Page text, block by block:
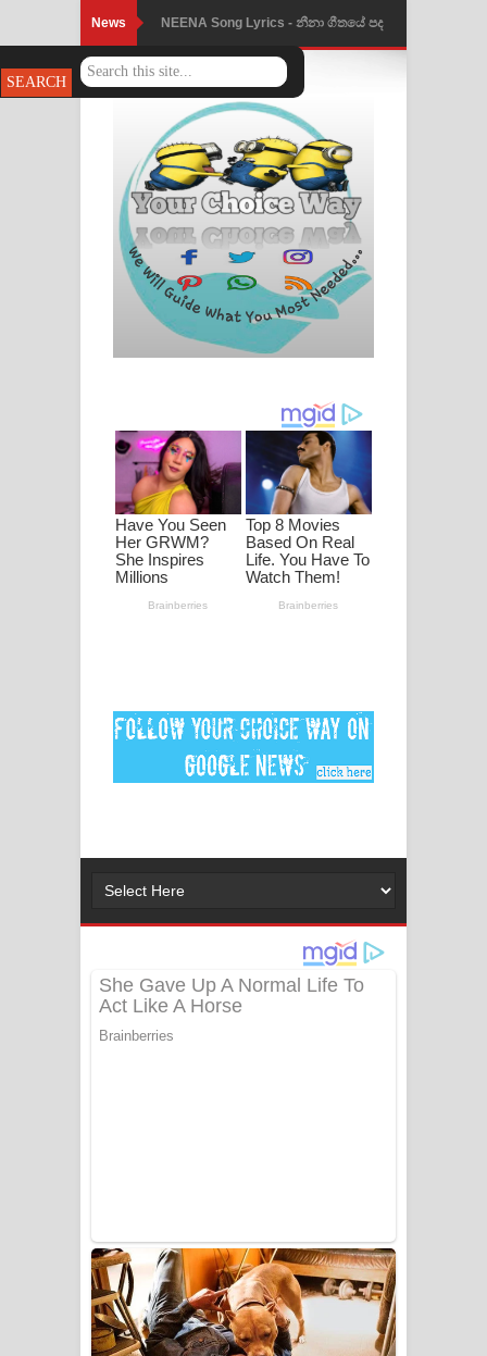
News Ahimi Wimai Himi Song Lyrics - අහිමි
විමයි හිමි ගීතයේ පද පෙළ
Mathaka Parana Song Lyrics - මතක
පාරනා ගීතයේ පද පෙළ
Nimnadhen Song Lyrics - නිම්නාදෙන්
ගීතයේ පද පෙළ
Obamai Mage Adare Song Lyrics -
ඔබමයි මගේ ආදරේ ගීතයේ පද පෙළ
ගීතයේ පද පෙළ
Ankeliya Song Lyrics - අංකෙළිය ගීතයේ
පද පෙළ
DEAR GOD Song Lyrics - ඩියර් ගෝඩ්
මනමාල කතා ගීතයේ පද පෙළ
Dai Dai Lyrics - Shakira, Burna Boy |
අම්මා ගීතයේ පද පෙළ
ගීතයේ පද පෙළ
- ලියමුද දැන් අනාගතේ ගීතයේ පද පෙළ
Doni Song Lyrics - දෝණි ගීතයේ පද
පෙළ